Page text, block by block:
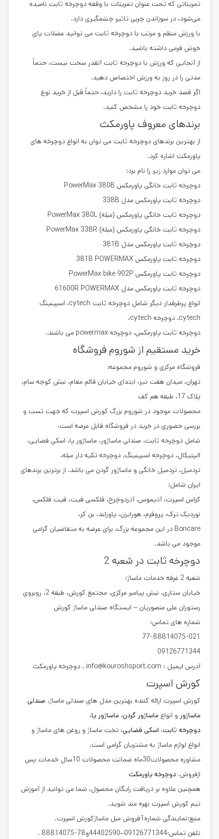
تمریناتی که تحت عنوان تمرینات با وقفه دوچرخه ثابت نامیده
می‌شود، در سوزاندن چربی تاثیر چشمگیری دارد.
با ورزش منظم و مرتب با دوچرخه ثابت می توانید عضلات پای
خوش فرمی داشته باشید.
از آنجایی که ورزش با دوچرخه ثابت آنقدر سخت نیست، حتماً
مدتی را در روز به ورزش اختصاص دهید.
اگر قصد خرید دوچرخه ثابت را دارید، حتماً قبل از خرید نوع
دوچرخه ثابت خود را مشخص کنید.
برندهای معروف پاورمکث
از بهترین برندهای دوچرخه ثابت می توان به انواع دوچرخه های
پاورمکث اشاره کرد.
می توان موارد زیر را نام برد:
دوچرخه ثابت خانگی پاورمکس PowerMax 380B
دوچرخه ثابت پاورمکس مدل 338B
دوچرخه ثابت خانگی پاورمکس (مبله) PowerMax 380L
دوچرخه ثابت خانگی پاورمکس (مبله) PowerMax 338R
دوچرخه ثابت پاورمکس مدل 381B
دوچرخه ثابت پاورمکس 381B POWERMAX
دوچرخه ثابت پاورمکس PowerMax bike 902P
دوچرخه ثابت پاورمکس مدل 61600R POWERMAX
انواع پرطرفدار دیگر شامل دوچرخه ثابت cytech، اسپينينگ
cytech، دوچرخه cytech،
دوچرخه ثابت پاورمكس، دوچرخه powermax می باشند.
خرید مستقیم از شوروم فروشگاه
فروشگاه مرکزی و شوروم مجموعه:
تهران، میدان هفت تیر، ابتدای خیابان قائم مقام، نبش کوچه سام،
پلاک 17، طبقه هم کف
محصولات موجود در شوروم بزرگ کورش اسپرت که جهت تست و
بررسی حضوری در خرید در فروشگاه قابل عرضه است،
شامل دوچرخه ثابت، صندلی ماساژور، ماساژور پا، اسکی فضایی،
الپتیکال، دوچرخه اسپینینگ، دوچرخه تکیه دار مبله،
تردمیل، تردمیل خانگی و ماساژور گردن می باشد. از برترین برندهای
ایران شامل:
کراس اسپرت، آذیموس، آذردوچرخ، فلکسی فیت، فیت فلکس،
نوردیک ترک، پروفرم، هورایزن، پاورلند، بن کر،
Boncare در این مجموعه بزرگ، برای عرضه به متقاضیان گرامی
موجود می باشد.
دوچرخه ثابت در شعبه 2
شعبه 2 غرفه خدمات ماساژ:
خیابان ستاری، نبش پیامبر مرکزی، مجتمع کورش، طبقه 2، روبروی
رستوران علی منصوریان – ایستگاه صندلی ماساژ کورش
شماره های تماس:
77-88814075-021
09126771344
آدرس ایمیل : info@kouroshsport.com . دوچرخه پاورمكث
کورش اسپرت
کورش اسپرت ارائه کننده بهترین مدل های صندلی ماساژ، صندلی
ماساژور و انواع ماساژور گردن، ماساژور پا،
دوچرخه ثابت، اسکی فضایی، تخت ماساژ و روغن های ماساژ و
انواع لوازم ماساژ به مشتریان گرامی است.
مشاوره محصولات30ماه
ضمانت
محصولات 10سال خدمات پس
ازفروش. دوچرخه پاورمكث
همچنین علاوه بر دریافت رایگان محصول، شما می توانید از آموزش
تیم کورش اسپرت بهره مند شوید.
منبع:نمایندگی شماره1فروش مبل ماساژکورش اسپرت.
تلفن تماس:09126771344–44402590و78-88814075 .